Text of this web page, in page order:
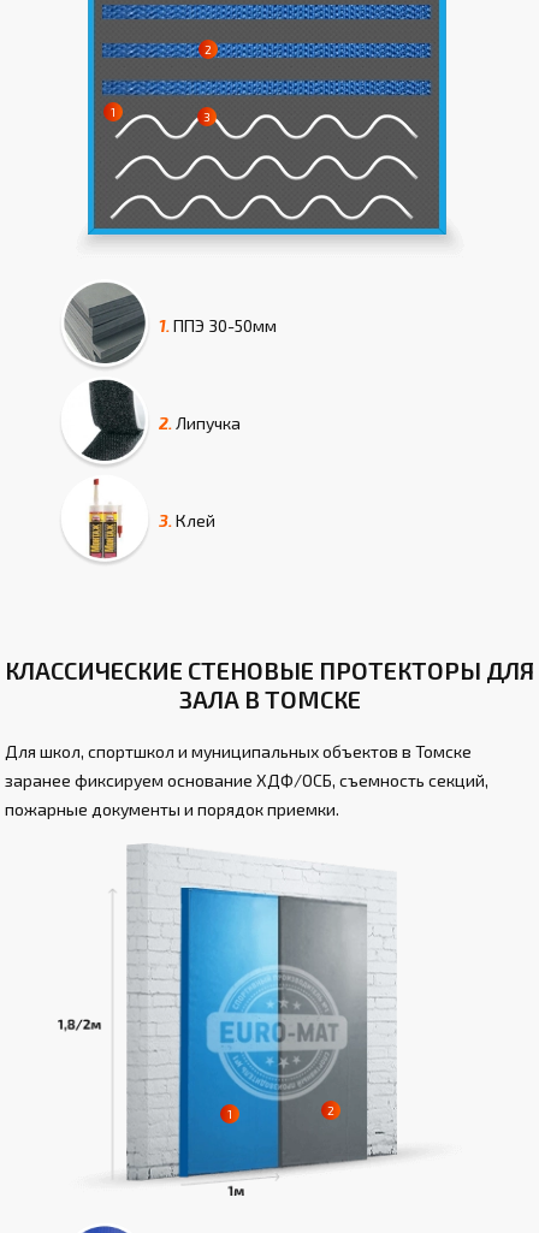
1. ППЭ 30-50мм
2. Липучка
3. Клей
КЛАССИЧЕСКИЕ СТЕНОВЫЕ ПРОТЕКТОРЫ ДЛЯ
ЗАЛА В ТОМСКЕ
Для школ, спортшкол и муниципальных объектов в Томске
заранее фиксируем основание ХДФ/ОСБ, съемность секций,
пожарные документы и порядок приемки.